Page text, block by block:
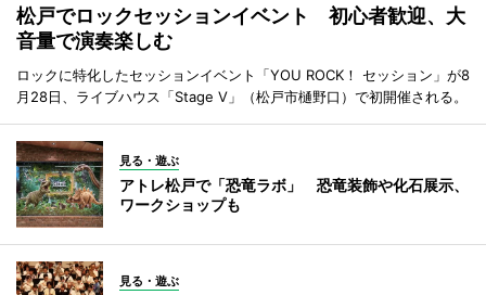
松戸でロックセッションイベント 初心者歓迎、大
音量で演奏楽しむ
ロックに特化したセッションイベント「YOU ROCK！ セッション」が8
月28日、ライブハウス「Stage V」（松戸市樋野口）で初開催される。
見る・遊ぶ
アトレ松戸で「恐竜ラボ」 恐竜装飾や化石展示、
ワークショップも
見る・遊ぶ